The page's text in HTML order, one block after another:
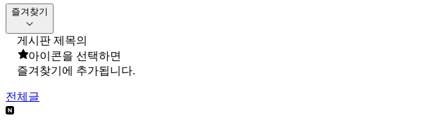
즐겨찾기
게시판 제목의
아이콘을 선택하면
즐겨찾기에 추가됩니다.
전체글